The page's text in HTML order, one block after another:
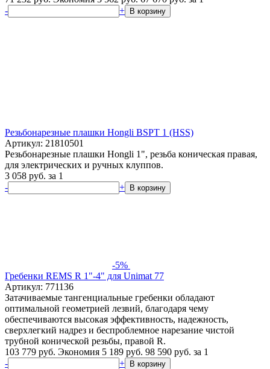
-
+ В корзину
Резьбонарезные плашки Hongli BSPT 1 (HSS)
Артикул: 21810501
Резьбонарезные плашки Hongli 1", резьба коническая правая,
для электрических и ручных клуппов.
3 058 руб. за 1
-
+ В корзину
-5%
Гребенки REMS R 1"-4" для Unimat 77
Артикул: 771136
Затачиваемые тангенциальные гребенки обладают
оптимальной геометрией лезвий, благодаря чему
обеспечиваются высокая эффективность, надежность,
сверхлегкий надрез и беcпроблемное нарезание чистой
трубной конической резьбы, правой R.
103 779 руб. Экономия 5 189 руб. 98 590 руб. за 1
-
+ В корзину